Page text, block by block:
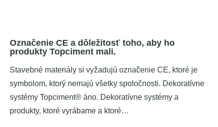
Označenie CE a dôležitosť toho, aby ho
produkty Topciment mali.
Stavebné materiály si vyžadujú označenie CE, ktoré je
symbolom, ktorý nemajú všetky spoločnosti. Dekoratívne
systémy Topciment® áno. Dekoratívne systémy a
produkty, ktoré vyrábame a ktoré…